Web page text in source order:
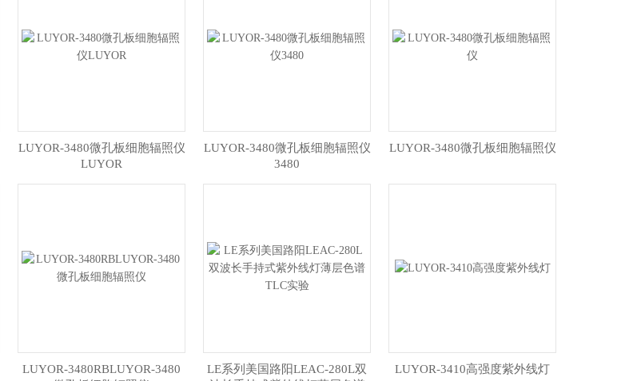
LUYOR-3480微孔板细胞辐照仪
LUYOR
LUYOR-3480微孔板细胞辐照仪
3480
LUYOR-3480微孔板细胞辐照仪
LUYOR-3480RBLUYOR-3480
LE系列美国路阳LEAC-280L双
LUYOR-3410高强度紫外线灯